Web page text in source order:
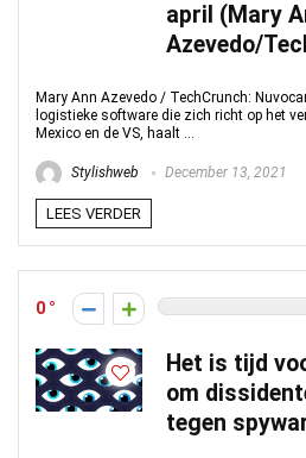
april (Mary
Azevedo/
Mary Ann Azevedo / TechCrunch:
logistieke software die zich richt op het
Mexico en de VS, haalt ...
Stylishweb December 13, 2021
LEES VERDER
0
Het is tijd
om
tegen